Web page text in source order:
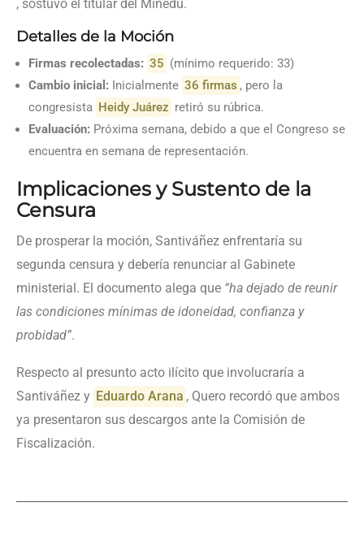
, sostuvo el titular del Minedu.
Detalles de la Moción
Firmas recolectadas: 35 (mínimo requerido: 33)
Cambio inicial: Inicialmente 36 firmas , pero la
congresista Heidy Juárez retiró su rúbrica.
Evaluación: Próxima semana, debido a que el Congreso se
encuentra en semana de representación.
Implicaciones y Sustento de la
Censura
De prosperar la moción, Santiváñez enfrentaría su
segunda censura y debería renunciar al Gabinete
ministerial. El documento alega que “ha dejado de reunir
las condiciones mínimas de idoneidad, confianza y
probidad”.
Respecto al presunto acto ilícito que involucraría a
Santiváñez y Eduardo Arana , Quero recordó que ambos
ya presentaron sus descargos ante la Comisión de
Fiscalización.